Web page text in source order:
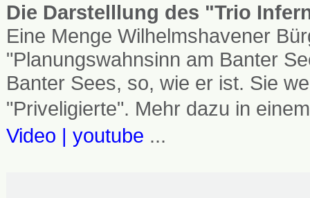
Die Darstelllung des "Trio
Eine Menge Wilhelmshavener
"Planungswahnsinn am Banter
Banter Sees, so, wie er ist. Sie
"Priveligierte". Mehr dazu in
Video | youtube ...